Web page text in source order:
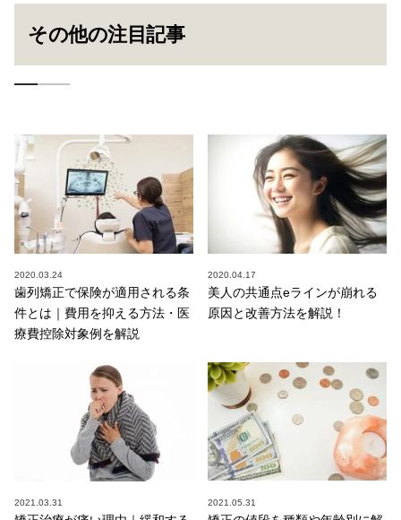
その他の注目記事
2020.03.24
歯列矯正で保険が適用される条
件とは｜費用を抑える方法・医
療費控除対象例を解説
2020.04.17
美人の共通点eラインが崩れる
原因と改善方法を解説！
2021.03.31 2021.05.31